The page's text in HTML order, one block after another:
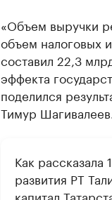
«Объем выручки
объем налоговых
составил 22,3
эффекта
поделился
Тимур Шагивалеев.
Как рассказала
развития РТ
капитал